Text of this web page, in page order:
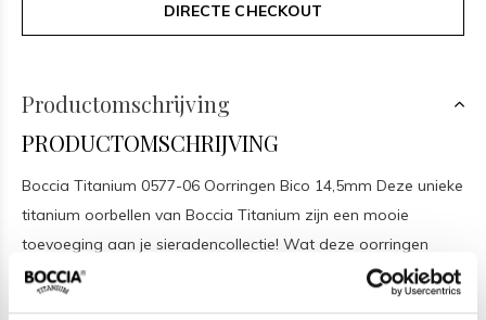
DIRECTE CHECKOUT
Productomschrijving
PRODUCTOMSCHRIJVING
Boccia Titanium 0577-06 Oorringen Bico 14,5mm Deze unieke
titanium oorbellen van Boccia Titanium zijn een mooie
toevoeging aan je sieradencollectie! Wat deze oorringen
uniek maakt, is dat ze een klapsluiting hebben, en tweekleurig
zijn waardoor ze op twee manieren gedragen kunnen